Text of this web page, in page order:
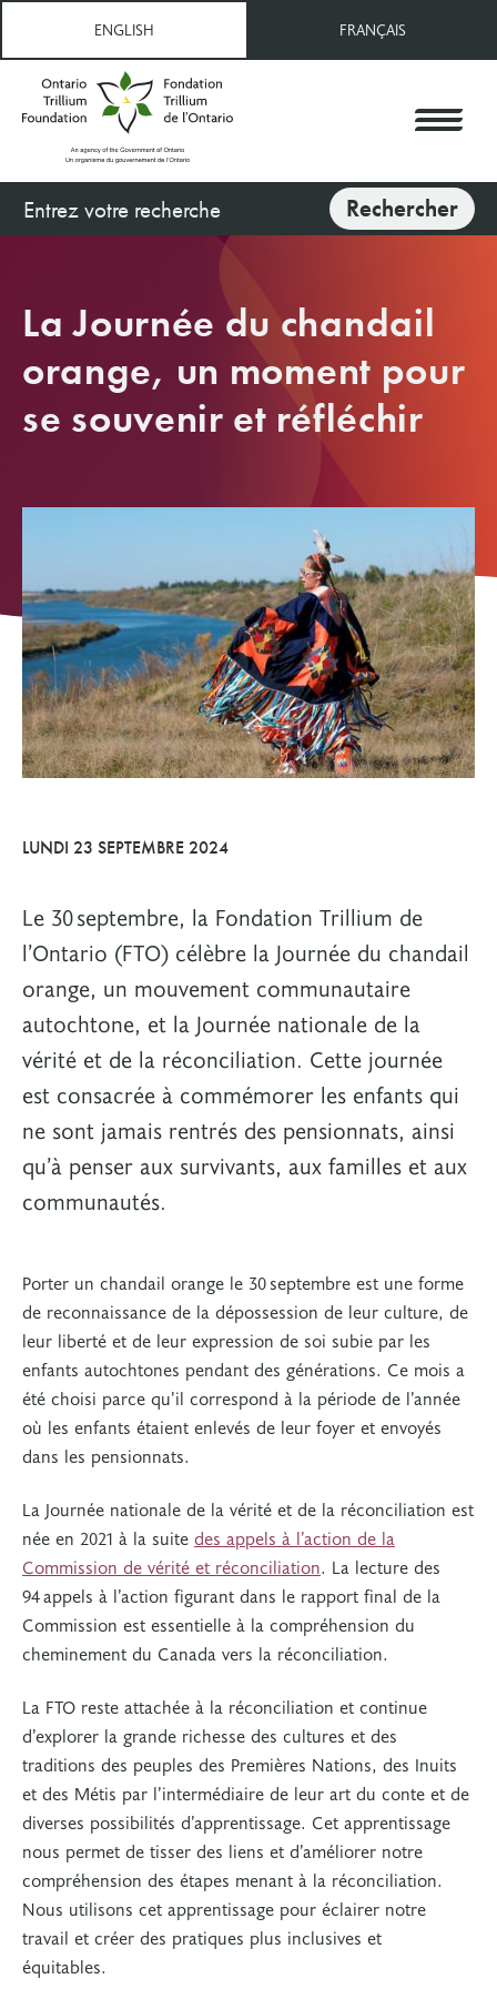
principal
ENGLISH FRANÇAIS
Rechercher Rechercher
La Journée du chandail
orange, un moment pour
se souvenir et réfléchir
LUNDI 23 SEPTEMBRE 2024
Le 30 septembre, la Fondation Trillium de
l’Ontario (FTO) célèbre la Journée du chandail
orange, un mouvement communautaire
autochtone, et la Journée nationale de la
vérité et de la réconciliation. Cette journée
est consacrée à commémorer les enfants qui
ne sont jamais rentrés des pensionnats, ainsi
qu’à penser aux survivants, aux familles et aux
communautés.
Porter un chandail orange le 30 septembre est une forme
de reconnaissance de la dépossession de leur culture, de
leur liberté et de leur expression de soi subie par les
enfants autochtones pendant des générations. Ce mois a
été choisi parce qu’il correspond à la période de l’année
où les enfants étaient enlevés de leur foyer et envoyés
dans les pensionnats.
La Journée nationale de la vérité et de la réconciliation est
née en 2021 à la suite des appels à l’action de la
Commission de vérité et réconciliation. La lecture des
94 appels à l’action figurant dans le rapport final de la
Commission est essentielle à la compréhension du
cheminement du Canada vers la réconciliation.
La FTO reste attachée à la réconciliation et continue
d’explorer la grande richesse des cultures et des
traditions des peuples des Premières Nations, des Inuits
et des Métis par l’intermédiaire de leur art du conte et de
diverses possibilités d’apprentissage. Cet apprentissage
nous permet de tisser des liens et d’améliorer notre
compréhension des étapes menant à la réconciliation.
Nous utilisons cet apprentissage pour éclairer notre
travail et créer des pratiques plus inclusives et
équitables.